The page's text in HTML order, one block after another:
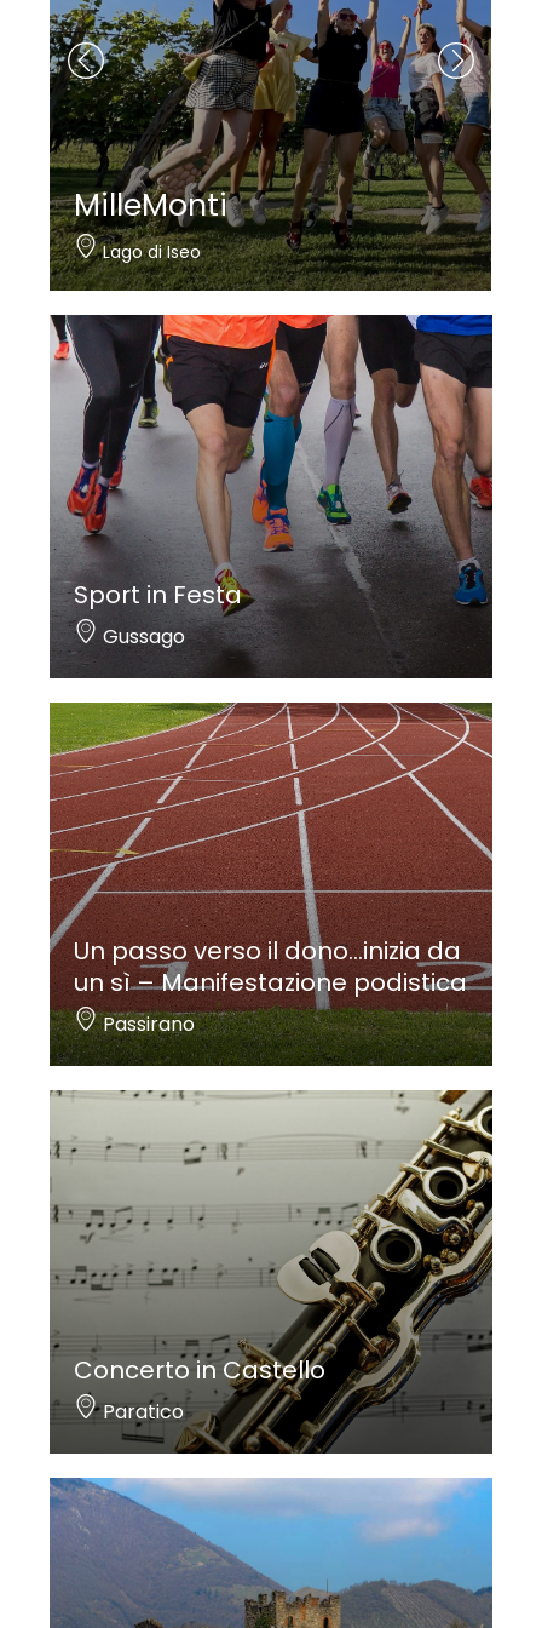
MilleMonti
Lago di Iseo
Sport in Festa
Gussago
Un passo verso il dono…inizia da
un sì – Manifestazione podistica
Passirano
Concerto in Castello
Paratico